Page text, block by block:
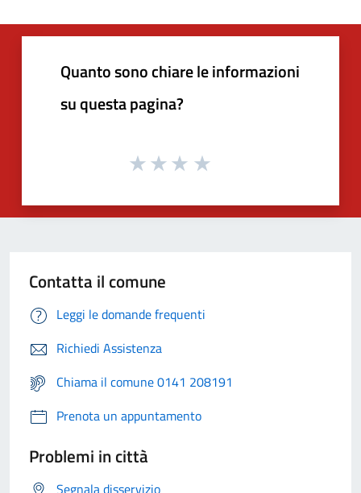
Quanto sono chiare le informazioni
su questa pagina?
Contatta il comune
Leggi le domande frequenti
Richiedi Assistenza
Chiama il comune 0141 208191
Prenota un appuntamento
Problemi in città
Segnala disservizio